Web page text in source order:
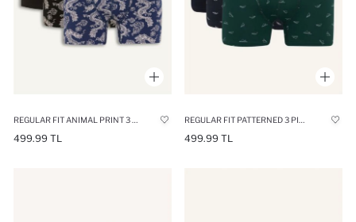
499.99 TL 499.99 TL